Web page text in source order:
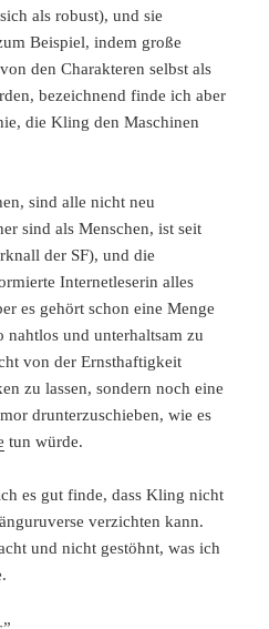
als robust), und sie
Beispiel, indem große
den Charakteren selbst als
bezeichnend finde ich aber
die Kling den Maschinen
sind alle nicht neu
sind als Menschen, ist seit
der SF), und die
Internetleserin alles
es gehört schon eine Menge
nahtlos und unterhaltsam zu
von der Ernsthaftigkeit
zu lassen, sondern noch eine
drunterzuschieben, wie es
tun würde.
es gut finde, dass Kling nicht
verzichten kann.
und nicht gestöhnt, was ich